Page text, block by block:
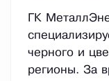
ГК
черного и
регионы. За